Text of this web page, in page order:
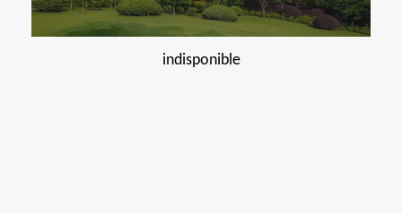
indisponible